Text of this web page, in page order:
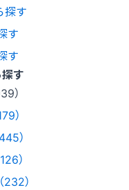
探す
す
す
す
）
）
）
）
）